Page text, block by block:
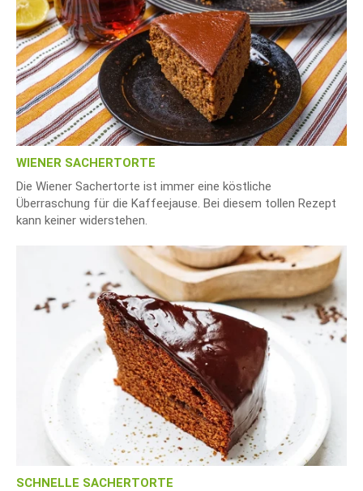
WIENER SACHERTORTE
Die Wiener Sachertorte ist immer eine köstliche
Überraschung für die Kaffeejause. Bei diesem tollen Rezept
kann keiner widerstehen.
SCHNELLE SACHERTORTE